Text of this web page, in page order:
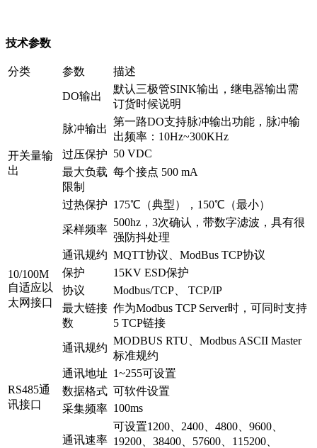
技术参数
分类 参数 描述
开关量输
出
DO输出
默认三极管SINK输出，继电器输出需
订货时候说明
脉冲输出
第一路DO支持脉冲输出功能，脉冲输
出频率：10Hz~300KHz
过压保护 50 VDC
最大负载
限制
每个接点 500 mA
过热保护 175℃（典型），150℃（最小）
采样频率
500hz，3次确认，带数字滤波，具有很
强防抖处理
10/100M
自适应以
太网接口
通讯规约 MQTT协议、ModBus TCP协议
保护
15KV ESD保护
协议
Modbus/TCP、 TCP/IP
最大链接
数
作为Modbus TCP Server时，可同时支持
5 TCP链接
RS485通
讯接口
通讯规约
MODBUS RTU、Modbus ASCII Master
标准规约
通讯地址 1~255可设置
数据格式 可软件设置
采集频率 100ms
通讯速率
可设置1200、2400、4800、9600、
19200、38400、57600、115200、